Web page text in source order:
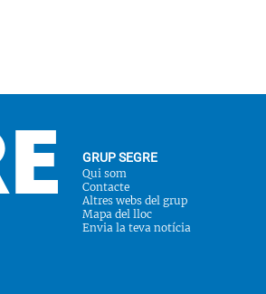
GRUP SEGRE
Qui som
Contacte
Altres webs del grup
Mapa del lloc
Envia la teva notícia